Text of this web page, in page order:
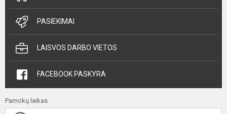
PASIEKIMAI
LAISVOS DARBO VIETOS
FACEBOOK PASKYRA
Pamokų laikas